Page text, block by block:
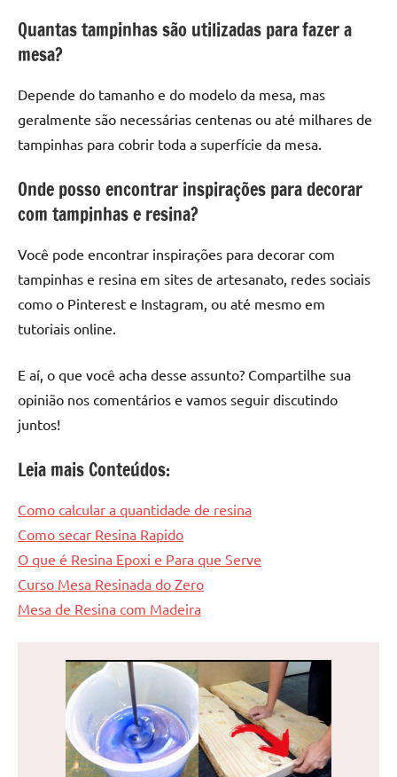
Quantas tampinhas são utilizadas para fazer a
mesa?
Depende do tamanho e do modelo da mesa, mas
geralmente são necessárias centenas ou até milhares de
tampinhas para cobrir toda a superfície da mesa.
Onde posso encontrar inspirações para decorar
com tampinhas e resina?
Você pode encontrar inspirações para decorar com
tampinhas e resina em sites de artesanato, redes sociais
como o Pinterest e Instagram, ou até mesmo em
tutoriais online.
E aí, o que você acha desse assunto? Compartilhe sua
opinião nos comentários e vamos seguir discutindo
juntos!
Leia mais Conteúdos:
Como calcular a quantidade de resina
Como secar Resina Rapido
O que é Resina Epoxi e Para que Serve
Curso Mesa Resinada do Zero
Mesa de Resina com Madeira